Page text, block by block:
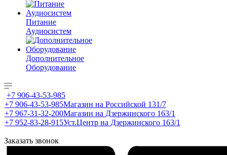
Питание
Аудиосистем
Дополнительное
Оборудование
+7 906-43-53-985
+7 906-43-53-985Магазин на Российской 131/7
+7 967-31-32-200Магазин на Дзержинского 163/1
+7 952-83-28-915Уст.Центр на Дзержинского 163/1
Заказать звонок